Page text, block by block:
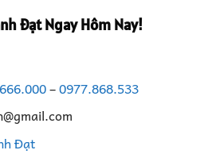
Đạt Ngay Hôm Nay!
–0977.868.533
Đạt